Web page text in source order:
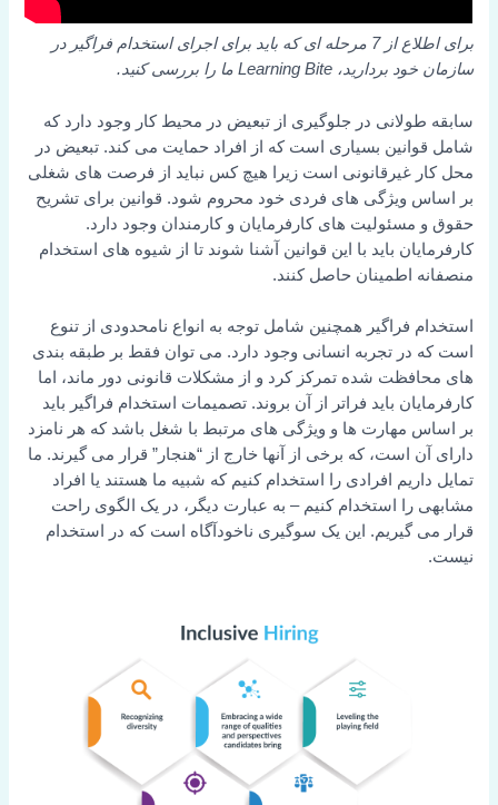
برای اطلاع از 7 مرحله ای که باید برای اجرای استخدام فراگیر در
سازمان خود بردارید، Learning Bite ما را بررسی کنید.
سابقه طولانی در جلوگیری از تبعیض در محیط کار وجود دارد که
شامل قوانین بسیاری است که از افراد حمایت می کند. تبعیض در
محل کار غیرقانونی است زیرا هیچ کس نباید از فرصت های شغلی
بر اساس ویژگی های فردی خود محروم شود. قوانین برای تشریح
حقوق و مسئولیت های کارفرمایان و کارمندان وجود دارد.
کارفرمایان باید با این قوانین آشنا شوند تا از شیوه های استخدام
منصفانه اطمینان حاصل کنند.
استخدام فراگیر همچنین شامل توجه به انواع نامحدودی از تنوع
است که در تجربه انسانی وجود دارد. می توان فقط بر طبقه بندی
های محافظت شده تمرکز کرد و از مشکلات قانونی دور ماند، اما
کارفرمایان باید فراتر از آن بروند. تصمیمات استخدام فراگیر باید
بر اساس مهارت ها و ویژگی های مرتبط با شغل باشد که هر نامزد
دارای آن است، که برخی از آنها خارج از “هنجار” قرار می گیرند. ما
تمایل داریم افرادی را استخدام کنیم که شبیه ما هستند یا افراد
مشابهی را استخدام کنیم – به عبارت دیگر، در یک الگوی راحت
قرار می گیریم. این یک سوگیری ناخودآگاه است که در استخدام
نیست.